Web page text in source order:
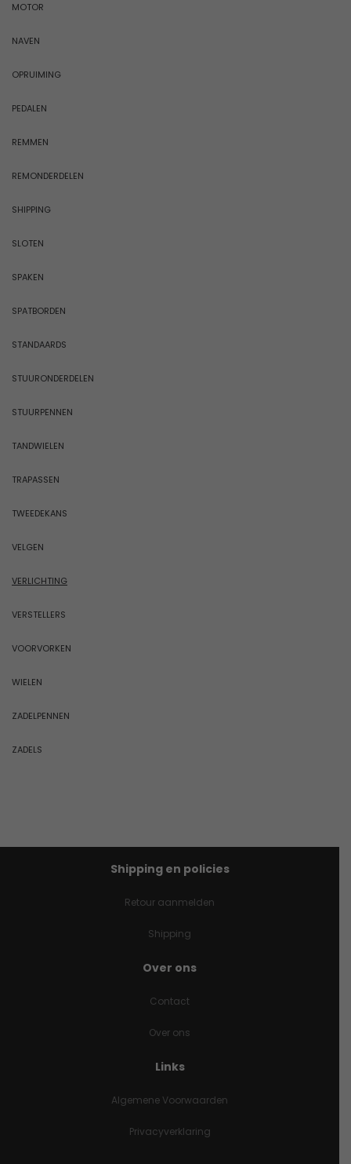
MOTOR
NAVEN
OPRUIMING
PEDALEN
REMMEN
REMONDERDELEN
SHIPPING
SLOTEN
SPAKEN
SPATBORDEN
STANDAARDS
STUURONDERDELEN
STUURPENNEN
TANDWIELEN
TRAPASSEN
TWEEDEKANS
VELGEN
VERLICHTING
VERSTELLERS
VOORVORKEN
WIELEN
ZADELPENNEN
ZADELS
Shipping en policies
Retour aanmelden
Shipping
Over ons
Contact
Over ons
Links
Algemene Voorwaarden
Privacyverklaring